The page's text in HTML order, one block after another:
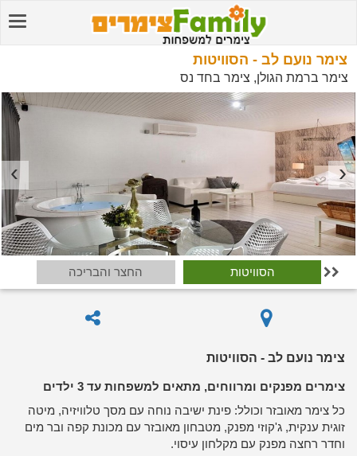
צימר נועם לב - הסוויטות
צימר ברמת הגולן, צימר בחד נס
הסוויטות החצר והבריכה 
צימר נועם לב - הסוויטות
צימרים מפנקים ומרווחים, מתאים למשפחות עד 3 ילדים
כל צימר מאובזר וכולל: פינת ישיבה נוחה עם מסך טלוויזיה, מיטה
זוגית ענקית, ג'קוזי מפנק, מטבחון מאובזר עם מכונת קפה ובר מים
וחדר רחצה מפנק עם מקלחון עיסוי.